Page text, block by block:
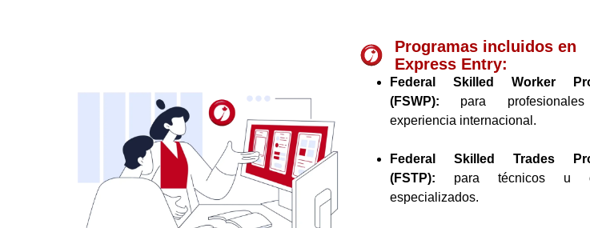
Programas incluidos en
Express Entry:
Federal Skilled Worker
(FSWP): para
experiencia internacional.
Federal Skilled Trades
(FSTP): para técnicos u
especializados.